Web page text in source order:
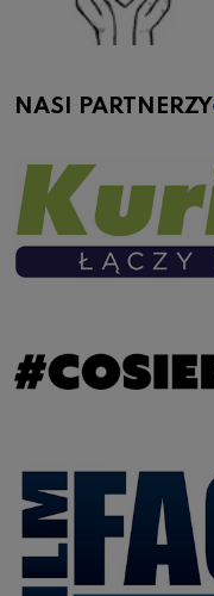
NASI PARTNERZY